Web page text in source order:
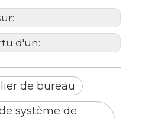
d'un:
de bureau
système de